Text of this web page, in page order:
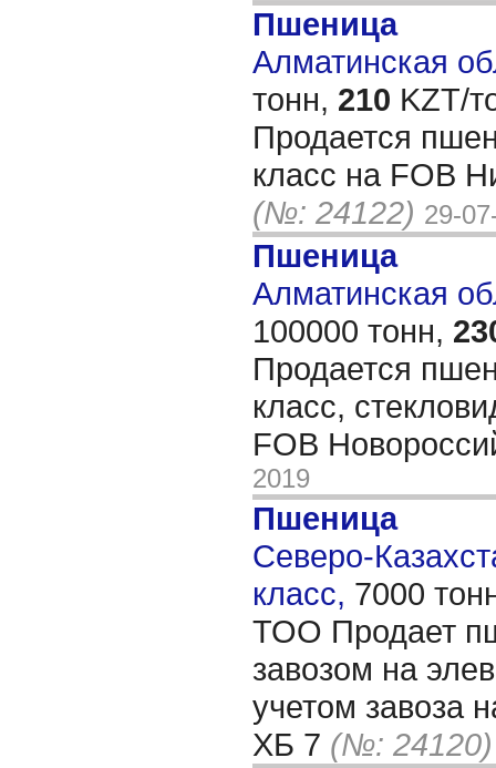
Пшеница
Алматинская
тонн, 210 KZT/
Продается
класс на FOB
(№: 24122) 29-
Пшеница
Алматинская
100000 тонн,
Продается
класс,
FOB
2019
Пшеница
Северо-
класс, 7000
ТОО Продает
завозом на
учетом завоза
ХБ 7 (№: 24120)